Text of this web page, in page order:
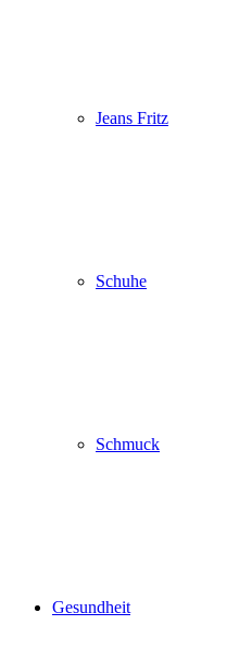
Jeans Fritz
Schuhe
Schmuck
Gesundheit